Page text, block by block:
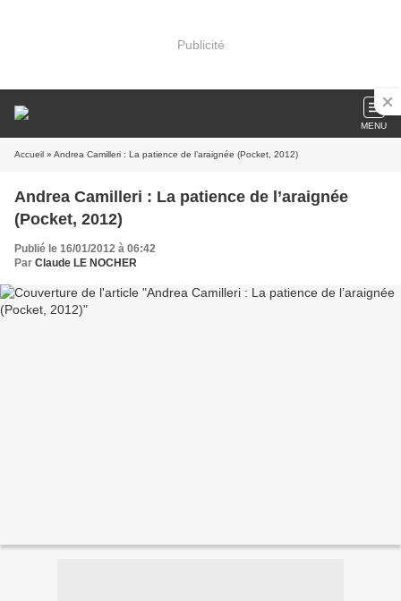
Publicité
MENU
Accueil » Andrea Camilleri : La patience de l’araignée (Pocket, 2012)
Andrea Camilleri : La patience de l’araignée
(Pocket, 2012)
Publié le 16/01/2012 à 06:42
Par Claude LE NOCHER